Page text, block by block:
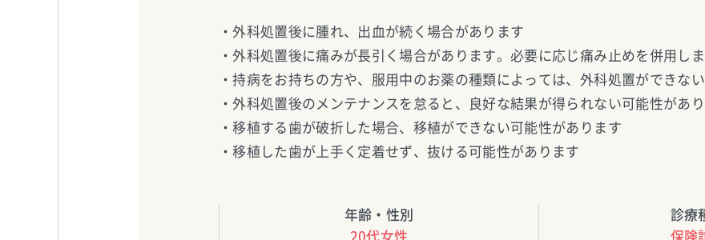
・外科処置後に腫れ、出血が続く場合があります
・外科処置後に痛みが長引く場合があります。必要に応じ痛み止めを併用し
・持病をお持ちの方や、服用中のお薬の種類によっては、外科処置ができな
・外科処置後のメンテナンスを怠ると、良好な結果が得られない可能性があ
・移植する歯が破折した場合、移植ができない可能性があります
・移植した歯が上手く定着せず、抜ける可能性があります
年齢・性別
20代女性
診療
保険